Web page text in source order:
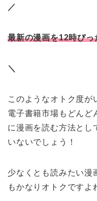
／
最新の漫画を12時ぴっ
＼
このようなオトク度が
電子書籍市場もどんど
に漫画を読む方法とし
いないでしょう！
少なくとも読みたい漫
もかなりオトクですよ